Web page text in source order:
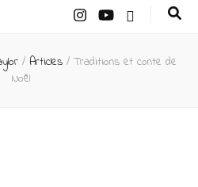
–
/ Articles / Traditions et conte de
Noël